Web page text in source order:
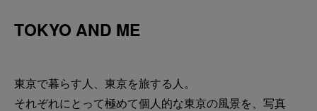
TOKYO AND ME
東京で暮らす人、東京を旅する人。
それぞれにとって極めて個人的な東京の風景を、写真